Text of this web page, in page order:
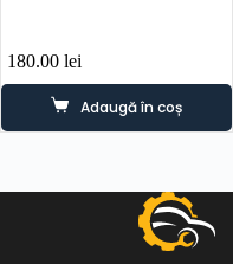
180.00 lei
Adaugă în coș